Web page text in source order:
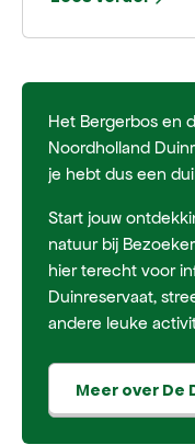
Het Bergerbos en
Noordholland
je hebt dus een
Start jouw
natuur bij
hier terecht voor
Duinreservaat,
andere leuke
Meer over De